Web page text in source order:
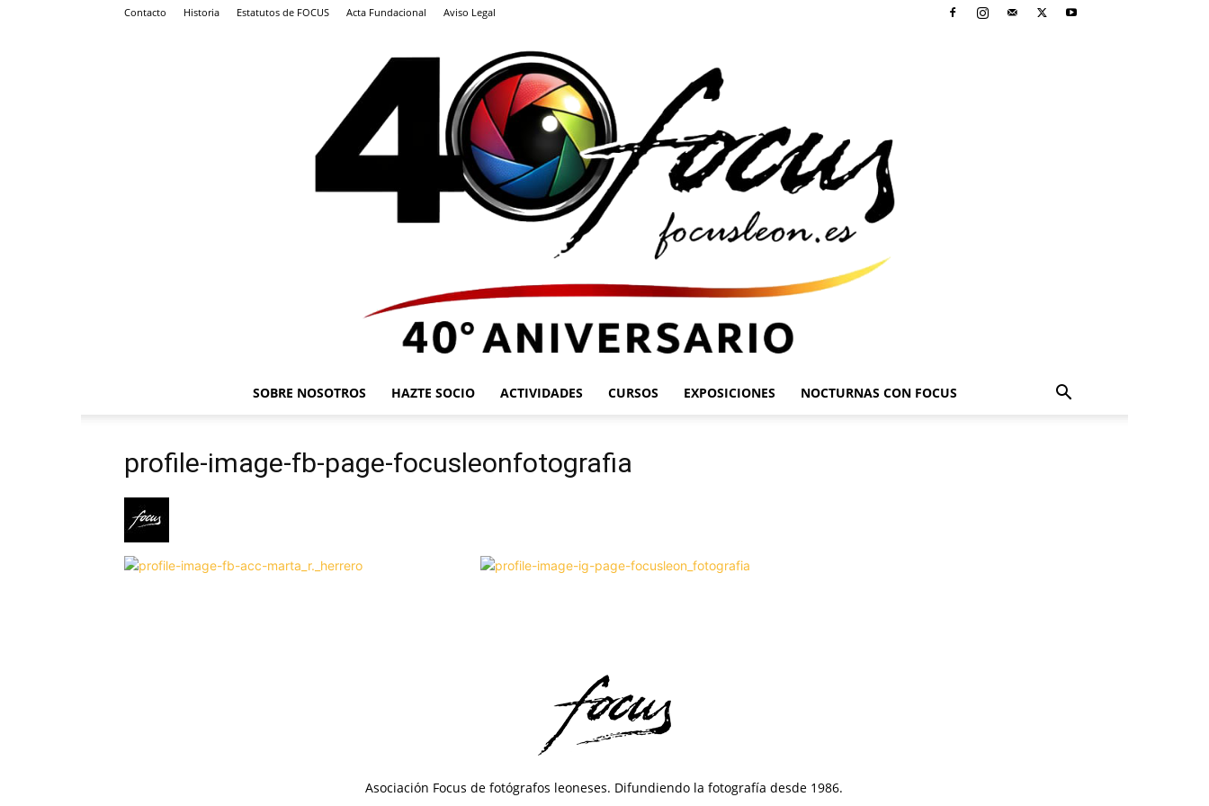
Contacto Historia Estatutos de FOCUS Acta Fundacional Aviso Legal
SOBRE NOSOTROS HAZTE SOCIO ACTIVIDADES CURSOS EXPOSICIONES NOCTURNAS CON FOCUS
profile-image-fb-page-focusleonfotografia
Asociación Focus de fotógrafos leoneses. Difundiendo la fotografía desde 1986.